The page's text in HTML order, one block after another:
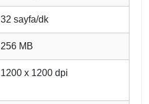
32 sayfa/dk
256 MB
1200 x 1200 dpi